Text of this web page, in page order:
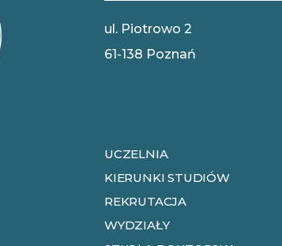
ul. Piotrowo 2
61-138 Poznań
UCZELNIA
KIERUNKI STUDIÓW
REKRUTACJA
WYDZIAŁY